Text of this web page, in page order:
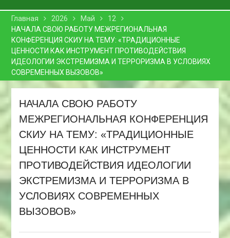
ВОПРОСАМ
МЕЖНАЦИОНАЛЬНЫХ И
МЕЖКОНФЕССИОНАЛЬНЫХ
ОТНОШЕНИЙ
Главная 2026 Май
12
НАЧАЛА СВОЮ РАБОТУ МЕЖРЕГИОНАЛЬНАЯ
КОНФЕРЕНЦИЯ СКИУ НА ТЕМУ: «ТРАДИЦИОННЫЕ
ЦЕННОСТИ КАК ИНСТРУМЕНТ ПРОТИВОДЕЙСТВИЯ
ИДЕОЛОГИИ ЭКСТРЕМИЗМА И ТЕРРОРИЗМА В УСЛОВИЯХ
СОВРЕМЕННЫХ ВЫЗОВОВ»
НАЧАЛА СВОЮ РАБОТУ
МЕЖРЕГИОНАЛЬНАЯ КОНФЕРЕНЦИЯ
СКИУ НА ТЕМУ: «ТРАДИЦИОННЫЕ
ЦЕННОСТИ КАК ИНСТРУМЕНТ
ПРОТИВОДЕЙСТВИЯ ИДЕОЛОГИИ
ЭКСТРЕМИЗМА И ТЕРРОРИЗМА В
УСЛОВИЯХ СОВРЕМЕННЫХ
ВЫЗОВОВ»